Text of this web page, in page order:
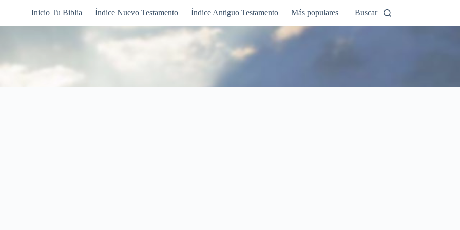
Inicio Tu Biblia Índice Nuevo Testamento Índice Antiguo Testamento Más populares Buscar